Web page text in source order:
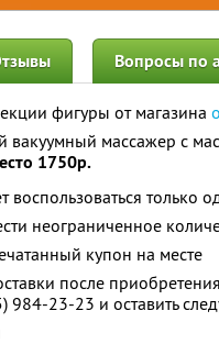
Вопросы по
фигуры от магазина
вакуумный массажер с
1750р.
воспользоваться только
неограниченное
купон на месте
после
984-23-23 и оставить